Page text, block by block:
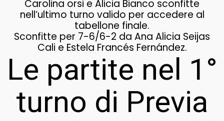
Carolina orsi e Alicia Bianco sconfitte
nell’ultimo turno valido per accedere al
tabellone finale.
Sconfitte per 7-6/6-2 da Ana Alicia Seijas
Cali e Estela Francés Fernández.
Le partite nel 1°
turno di Previa